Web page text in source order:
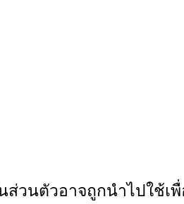
ส่วนตัวอาจถูกนำไปใช้เ